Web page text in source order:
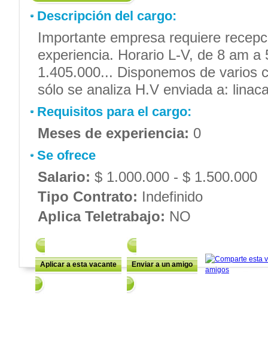
Descripción del cargo:
Importante empresa requiere
experiencia. Horario L-V, de 8 am a
1.405.000... Disponemos de varios
sólo se analiza H.V enviada a:
Requisitos para el cargo:
Meses de experiencia: 0
Se ofrece
Salario: $ 1.000.000 - $ 1.500.000
Tipo Contrato: Indefinido
Aplica Teletrabajo: NO
Aplicar a esta vacante Enviar a un amigo